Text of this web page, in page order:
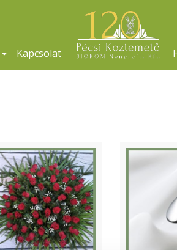
Kapcsolat